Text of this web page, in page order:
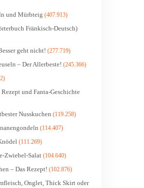
und Mürbteig (407.913)
Fränkisch-Deutsch)
geht nicht! (277.719)
– Der Allerbeste! (245.366)
und Fanta-Geschichte
Nusskuchen (119.258)
(114.407)
(111.269)
Zwiebel-Salat (104.640)
– Das Rezept! (102.876)
Onglet, Thick Skirt oder